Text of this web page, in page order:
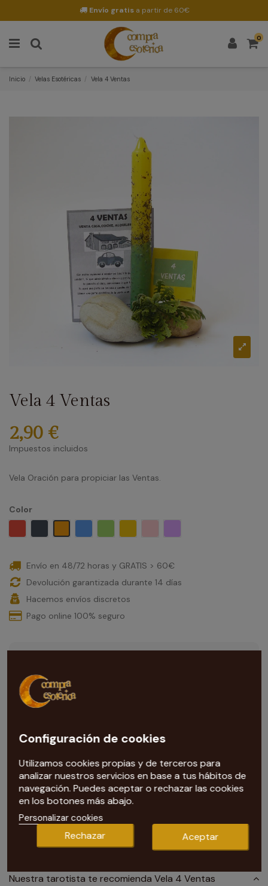
Envío gratis a partir de 60€
0
Inicio Velas Esotéricas Vela 4 Ventas
Vela 4 Ventas
2,90 €
Impuestos incluidos
Vela Oración para propiciar las Ventas.
Color
Envío en 48/72 horas y GRATIS > 60€
Devolución garantizada durante 14 días
Hacemos envíos discretos
Pago online 100% seguro
¿Necesitas ayuda con esta compra?
surjan. Escríbenos al correo
info@compraesoterica.com
Nuestra tarotista te recomienda Vela 4 Ventas
Configuración de cookies
Utilizamos cookies propias y de terceros para
analizar nuestros servicios en base a tus hábitos de
navegación. Puedes aceptar o rechazar las cookies
en los botones más abajo.
Personalizar cookies
Rechazar Aceptar